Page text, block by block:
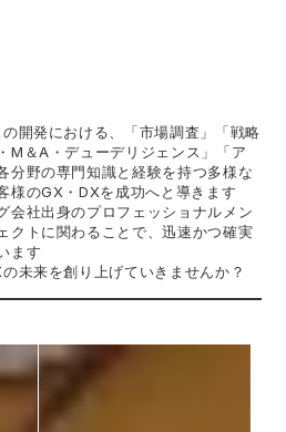
開発における、「市場調査」「戦略
M＆A・デューデリジェンス」「ア
分野の専門知識と経験を持つ多様な
様のGX・DXを成功へと導きます
会社出身のプロフェッショナルメン
クトに関わることで、迅速かつ確実
ます
未来を創り上げていきませんか？